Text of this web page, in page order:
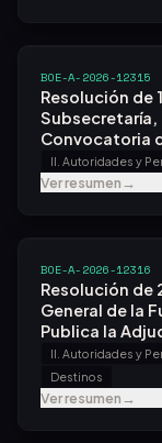
BOE-A-2026-12315
Resolución de
Subsecretaría,
Convocatoria
Resolución de
Ver resumen→
BOE-A-2026-12316
Resolución de
General de la
Publica la
Reservados
Nacional, por
Destinos
Ver resumen→